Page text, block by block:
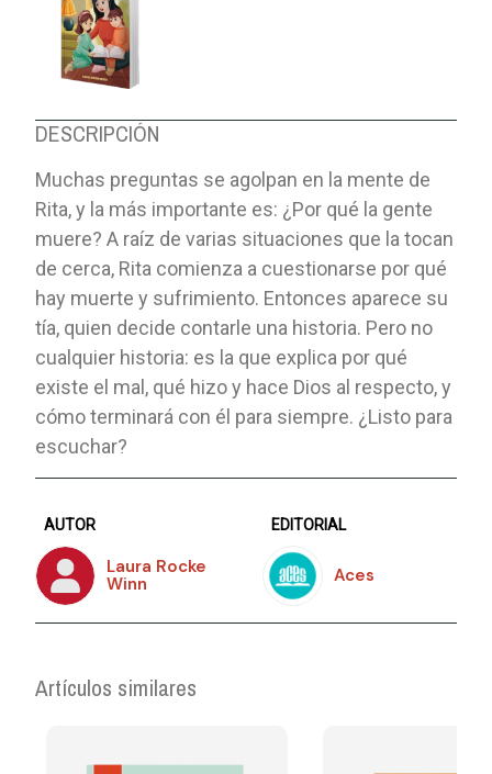
DESCRIPCIÓN
Muchas preguntas se agolpan en la mente de
Rita, y la más importante es: ¿Por qué la gente
muere? A raíz de varias situaciones que la tocan
de cerca, Rita comienza a cuestionarse por qué
hay muerte y sufrimiento. Entonces aparece su
tía, quien decide contarle una historia. Pero no
cualquier historia: es la que explica por qué
existe el mal, qué hizo y hace Dios al respecto, y
cómo terminará con él para siempre. ¿Listo para
escuchar?
AUTOR
Laura Rocke
Winn
EDITORIAL
Aces
Artículos similares